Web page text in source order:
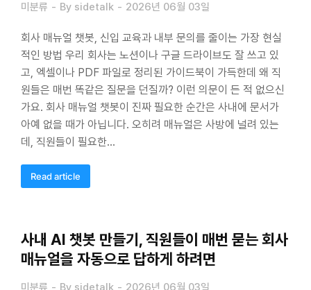
미분류 By sidetalk 2026년 06월 03일
회사 매뉴얼 챗봇, 신입 교육과 내부 문의를 줄이는 가장 현실
적인 방법 우리 회사는 노션이나 구글 드라이브도 잘 쓰고 있
고, 엑셀이나 PDF 파일로 정리된 가이드북이 가득한데 왜 직
원들은 매번 똑같은 질문을 던질까? 이런 의문이 든 적 없으신
가요. 회사 매뉴얼 챗봇이 진짜 필요한 순간은 사내에 문서가
아예 없을 때가 아닙니다. 오히려 매뉴얼은 사방에 널려 있는
데, 직원들이 필요한…
Read article
사내 AI 챗봇 만들기, 직원들이 매번 묻는 회사
매뉴얼을 자동으로 답하게 하려면
미분류 By sidetalk 2026년 06월 03일